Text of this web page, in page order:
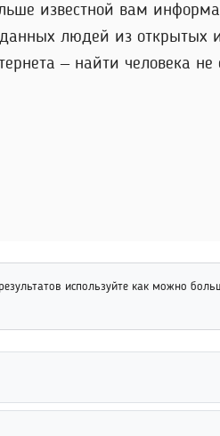
известной вам
людей из
– найти человека не
используйте как можно
сервиса и